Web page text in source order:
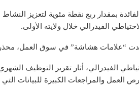
بمقدار ربع نقطة مئوية لتعزيز
الفيدرالي خلال ولايته الأولى.
“علامات هشاشة” في سوق العمل،
الفيدرالي، أثار تقرير التوظيف
العمل والمراجعات الكبيرة للبيانات